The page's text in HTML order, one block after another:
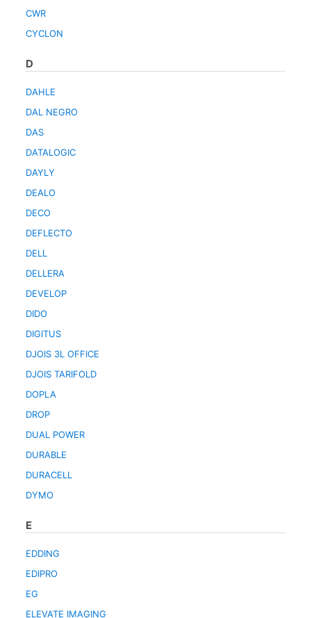
CWR
CYCLON
D
DAHLE
DAL NEGRO
DAS
DATALOGIC
DAYLY
DEALO
DECO
DEFLECTO
DELL
DELLERA
DEVELOP
DIDO
DIGITUS
DJOIS 3L OFFICE
DJOIS TARIFOLD
DOPLA
DROP
DUAL POWER
DURABLE
DURACELL
DYMO
E
EDDING
EDIPRO
EG
ELEVATE IMAGING